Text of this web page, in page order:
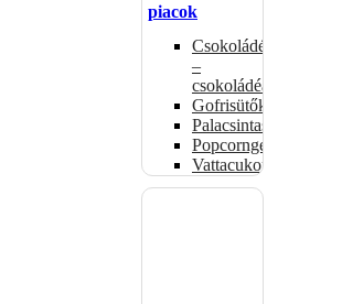
piacok
Csokoládémelegítők
–
csokoládéadagolók
Gofrisütők
Palacsintasütők
Popcorngépek
Vattacukorgép